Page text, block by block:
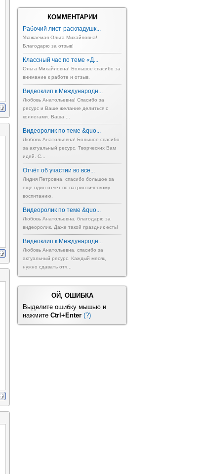
КОММЕНТАРИИ
Рабочий лист-раскладушк...
Уважаемая Ольга Михайловна!
Благодарю за отзыв!
Классный час по теме «Д...
Ольга Михайловна! Большое спасибо за
внимание к работе и отзыв.
Видеоклип к Международн...
Любовь Анатольевна! Спасибо за
ресурс и Ваше желание делиться с
коллегами. Ваша ...
Видеоролик по теме &quo...
Любовь Анатольевна! Большое спасибо
за актуальный ресурс. Творческих Вам
идей. С...
Отчёт об участии во все...
Лидия Петровна, спасибо большое за
еще один отчет по патриотическому
воспитанию.
Видеоролик по теме &quo...
Любовь Анатольевна, благодарю за
видеоролик. Даже такой праздник есть!
Видеоклип к Международн...
Любовь Анатольевна, спасибо за
актуальный ресурс. Каждый месяц
нужно сдавать отч...
ОЙ, ОШИБКА
Выделите ошибку мышью и
нажмите Ctrl+Enter (?)